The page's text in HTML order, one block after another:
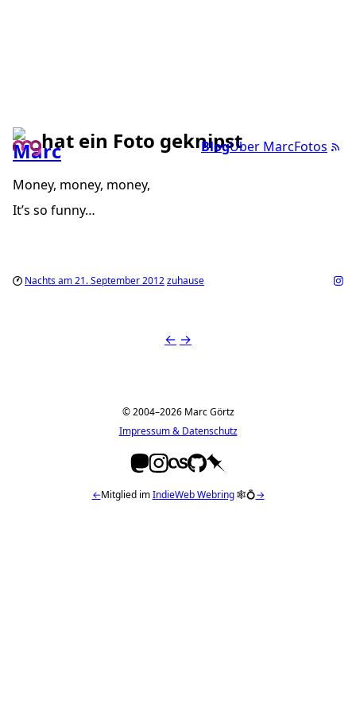
BlogÜber MarcFotos
hat ein Foto geknipst
Money, money, money,
It’s so funny…
Nachts am 21. September 2012zuhause
← →
© 2004–2026 Marc Görtz
Impressum & Datenschutz
←Mitglied imIndieWeb Webring🕸💍→